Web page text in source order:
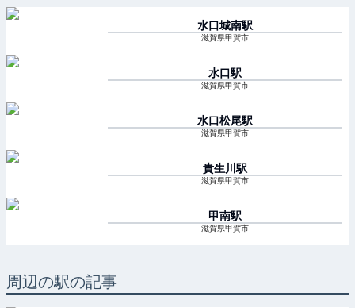
水口城南駅
滋賀県甲賀市
水口駅
滋賀県甲賀市
水口松尾駅
滋賀県甲賀市
貴生川 駅
滋賀県甲賀市
甲南駅
滋賀県甲賀市
周辺の駅の記事